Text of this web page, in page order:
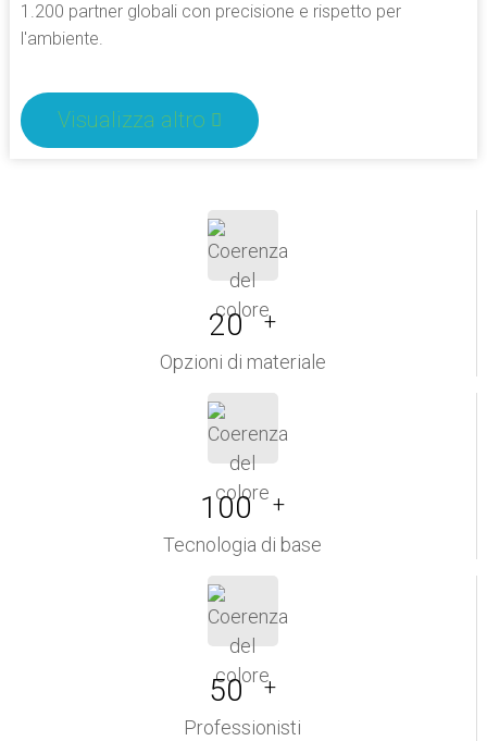
1.200 partner globali con precisione e rispetto per
l'ambiente.
Visualizza altro
20 +
Opzioni di materiale
100 +
Tecnologia di base
50 +
Professionisti